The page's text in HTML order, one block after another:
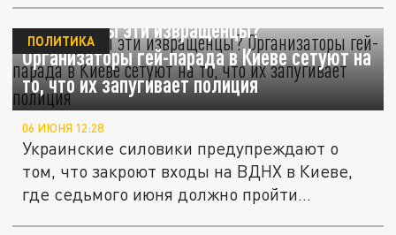
Кому нужны эти извращенцы?
Организаторы гей-парада в Киеве сетуют на
то, что их запугивает полиция
ПОЛИТИКА
06 ИЮНЯ 12:28
Украинские силовики предупреждают о
том, что закроют входы на ВДНХ в Киеве,
где седьмого июня должно пройти...